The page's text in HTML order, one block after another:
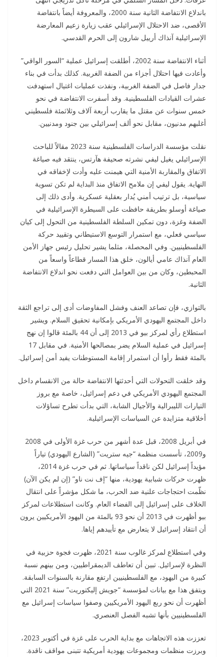
باندلاع الانتفاضة الثانية سنة 2000، والمعروفة أيضاً بانتفاضة
الأقصى، ضد الاحتلال الإسرائيلي عقب زيارة زعيم المعارضة
الإسرائيلية آنذاك أرييل شارون إلى الحرم القدسي.
أثناء الانتفاضة سنة 2002، أطلقت إسرائيل عملية “السور الواقي”
وأعادت فيها احتلال أجزاء من الضفة الغربية. كذلك بدأت في بناء
جدار فاصل في الضفة الغربية، ونفذت عمليات اغتيال استهدفت
عشرات القيادات الفلسطينية. وقد أسفرت الانتفاضة في نحو
خمس سنوات عن مقتل ما يقارب أربعة آلاف وثلاثمئة فلسطيني
أغلبهم مدنيون، مقابل نحو ألف إسرائيلي بين جنود ومدنيين.
نقلت مؤسسة الدراسات الفلسطينية سنة 2023 مقالاً للباحث
الإسرائيلي يغيل ليفي نشرته صحيفة هآرتس، ينتقد فيه صياغة
الاتفاق والمقاربة الأمنية التي هيمنت عليه وأدت لإخفاقه في
النهاية. يقول ليفي إن ملامح الاتفاق منذ البداية لم تكن تسوية
سياسية، بل ترتيب أمني يُدار بعقلية عسكرية. وأدى ذلك إلى
صياغة أوسلو بطريقة حافظت على السيطرة الإسرائيلية في
الضفة وغزة، دون تمكين السلطة الفلسطينية من التحول إلى كيان
سياسي فعلي، مع استمرار التوسع الاستيطاني وتقييد حركة
الفلسطينيين. وفي المحصلة، مثلما يشير تحليل رئيس جهاز الأمن
العام آنذاك عامي أيالون، خلق هذا المسار قطاعاً واسعاً من
المحبطين، وكان من بين العوامل التي دفعت نحو اندلاع الانتفاضة
الثانية.
بالتوازي، فإن تصاعد العنف وفشل المفاوضات أدى إلى تراجع الثقة
داخل المجتمع اليهودي الأمريكي بإمكانية تحقيق السلام. ويشير
استطلاع رأي لمركز بيو في 2013 إلى أن 44 بالمئة قالوا إن نهج
إسرائيل في عملية السلام يضر بمصالحها الأمنية. في مقابل 17
بالمئة فقط رأوا أن استمرار إقامة المستوطنات يفيد أمن إسرائيل.
وقد خلقت التحولات التي أحدثتها الانتفاضة حالة من الانقسام داخل
المجتمع اليهودي الأمريكي في دعم إسرائيل، خاصة مع بروز
التيارات الليبرالية والأجيال الشابة، التي بدأت تطرح تساؤلات
أخلاقية متزايدة عن السياسات الإسرائيلية.
في أبريل 2008، قبل عدة أشهر من حرب غزة الأولى في 2008
و2009، تأسست منظمة “جيه ستريت” (الشارع اليهودي) تياراً
مؤيداً إسرائيل لكن ناقداً سياساتها. ثم في حرب غزة 2014،
ظهرت حركات شبابية يهودية، منها “إف نت ناو” (إن لم يكن الآن)
نظّمت احتجاجات علنية ضد الحرب، ما شكل مؤشراً على انتقال
الخلاف على إسرائيل إلى الفضاء العام. وكانت استطلاعات لمركز
بيو أظهرت في 2013 أن نحو 93 بالمئة من اليهود الأمريكيين يرون
أن انتقاد إسرائيل لا يتعارض مع تأييدهم إياها.
وفي استطلاع لمركز غالوب سنة 2021، ظهرت فجوة حزبية في
النظرة لإسرائيل. تبين أن تعاطف الديمقراطيين، ومن بينهم نسبة
كبيرة من اليهود، مع الفلسطينيين ارتفع مقارنة بالسنوات السابقة.
ويتفق هذا مع بيانات لمؤسسة “جويش إليكتوريت” سنة 2021 التي
أظهرت أن نحو ربع اليهود الأمريكيين وصفوا سياسات إسرائيل مع
الفلسطينيين بأنها تشبه الفصل العنصري.
تعززت هذه الاتجاهات مع بداية الحرب على غزة في أكتوبر 2023،
وبرزت منظمات ومجموعات يهودية أمريكية تتبنى مواقف ناقدة.